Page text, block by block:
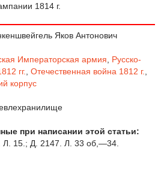
1814 г.
Яков Антонович
Императорская армия
Русско-
гг.
Отечественная война 1812 г.
корпус
при написании этой статьи:
15.; Д. 2147. Л. 33 об,—34.